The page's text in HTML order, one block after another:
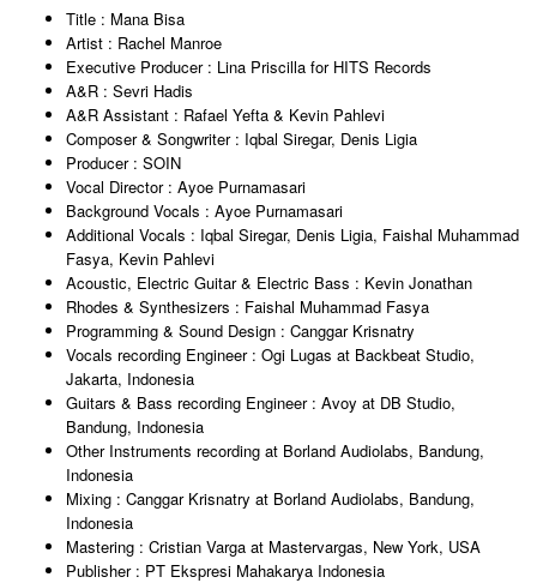
Title : Mana Bisa
Artist : Rachel Manroe
Executive Producer : Lina Priscilla for HITS Records
A&R : Sevri Hadis
A&R Assistant : Rafael Yefta & Kevin Pahlevi
Composer & Songwriter : Iqbal Siregar, Denis Ligia
Producer : SOIN
Vocal Director : Ayoe Purnamasari
Background Vocals : Ayoe Purnamasari
Additional Vocals : Iqbal Siregar, Denis Ligia, Faishal Muhammad
Fasya, Kevin Pahlevi
Acoustic, Electric Guitar & Electric Bass : Kevin Jonathan
Rhodes & Synthesizers : Faishal Muhammad Fasya
Programming & Sound Design : Canggar Krisnatry
Vocals recording Engineer : Ogi Lugas at Backbeat Studio,
Jakarta, Indonesia
Guitars & Bass recording Engineer : Avoy at DB Studio,
Bandung, Indonesia
Other Instruments recording at Borland Audiolabs, Bandung,
Indonesia
Mixing : Canggar Krisnatry at Borland Audiolabs, Bandung,
Indonesia
Mastering : Cristian Varga at Mastervargas, New York, USA
Publisher : PT Ekspresi Mahakarya Indonesia